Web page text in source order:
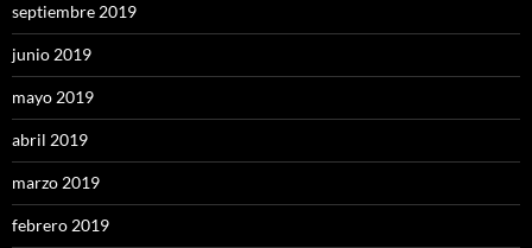
septiembre 2019
junio 2019
mayo 2019
abril 2019
marzo 2019
febrero 2019